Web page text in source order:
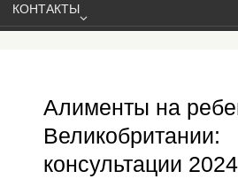
КОНТАКТЫ
Алименты на
Великобритании:
консультации 2024